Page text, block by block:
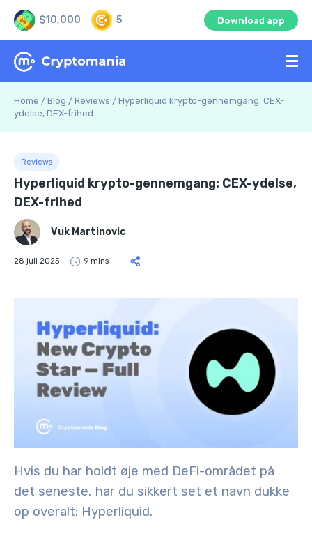
$10,000 5 Download app
Home / Blog / Reviews / Hyperliquid krypto-gennemgang: CEX-
ydelse, DEX-frihed
Reviews
Hyperliquid krypto-gennemgang: CEX-ydelse,
DEX-frihed
Vuk Martinovic
28 juli 2025 9 mins
Hvis du har holdt øje med DeFi-området på
det seneste, har du sikkert set et navn dukke
op overalt: Hyperliquid.